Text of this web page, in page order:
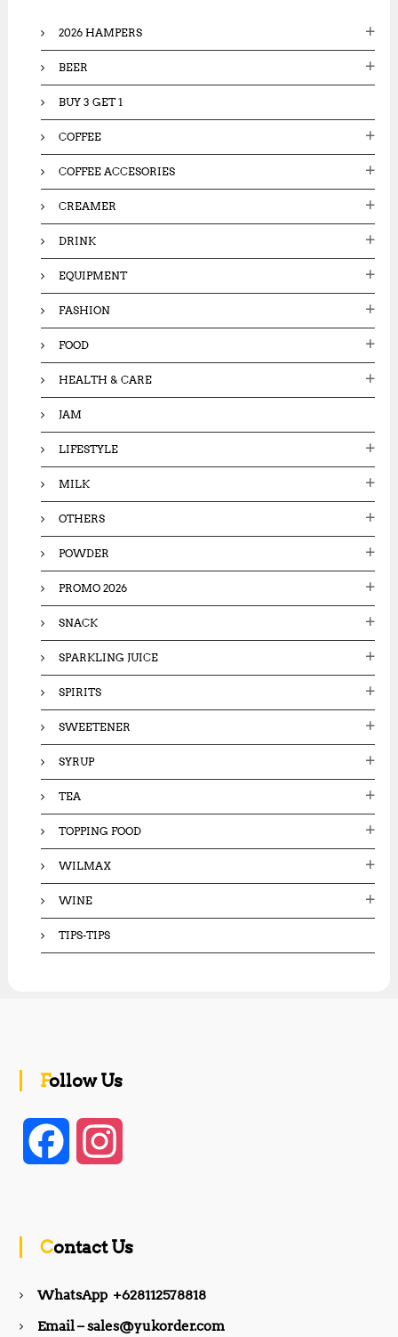
2026 HAMPERS
BEER
BUY 3 GET 1
COFFEE
COFFEE ACCESORIES
CREAMER
DRINK
EQUIPMENT
FASHION
FOOD
HEALTH & CARE
JAM
LIFESTYLE
MILK
OTHERS
POWDER
PROMO 2026
SNACK
SPARKLING JUICE
SPIRITS
SWEETENER
SYRUP
TEA
TOPPING FOOD
WILMAX
WINE
TIPS-TIPS
Follow Us
b a
Contact Us
WhatsApp +628112578818
Email – sales@yukorder.com